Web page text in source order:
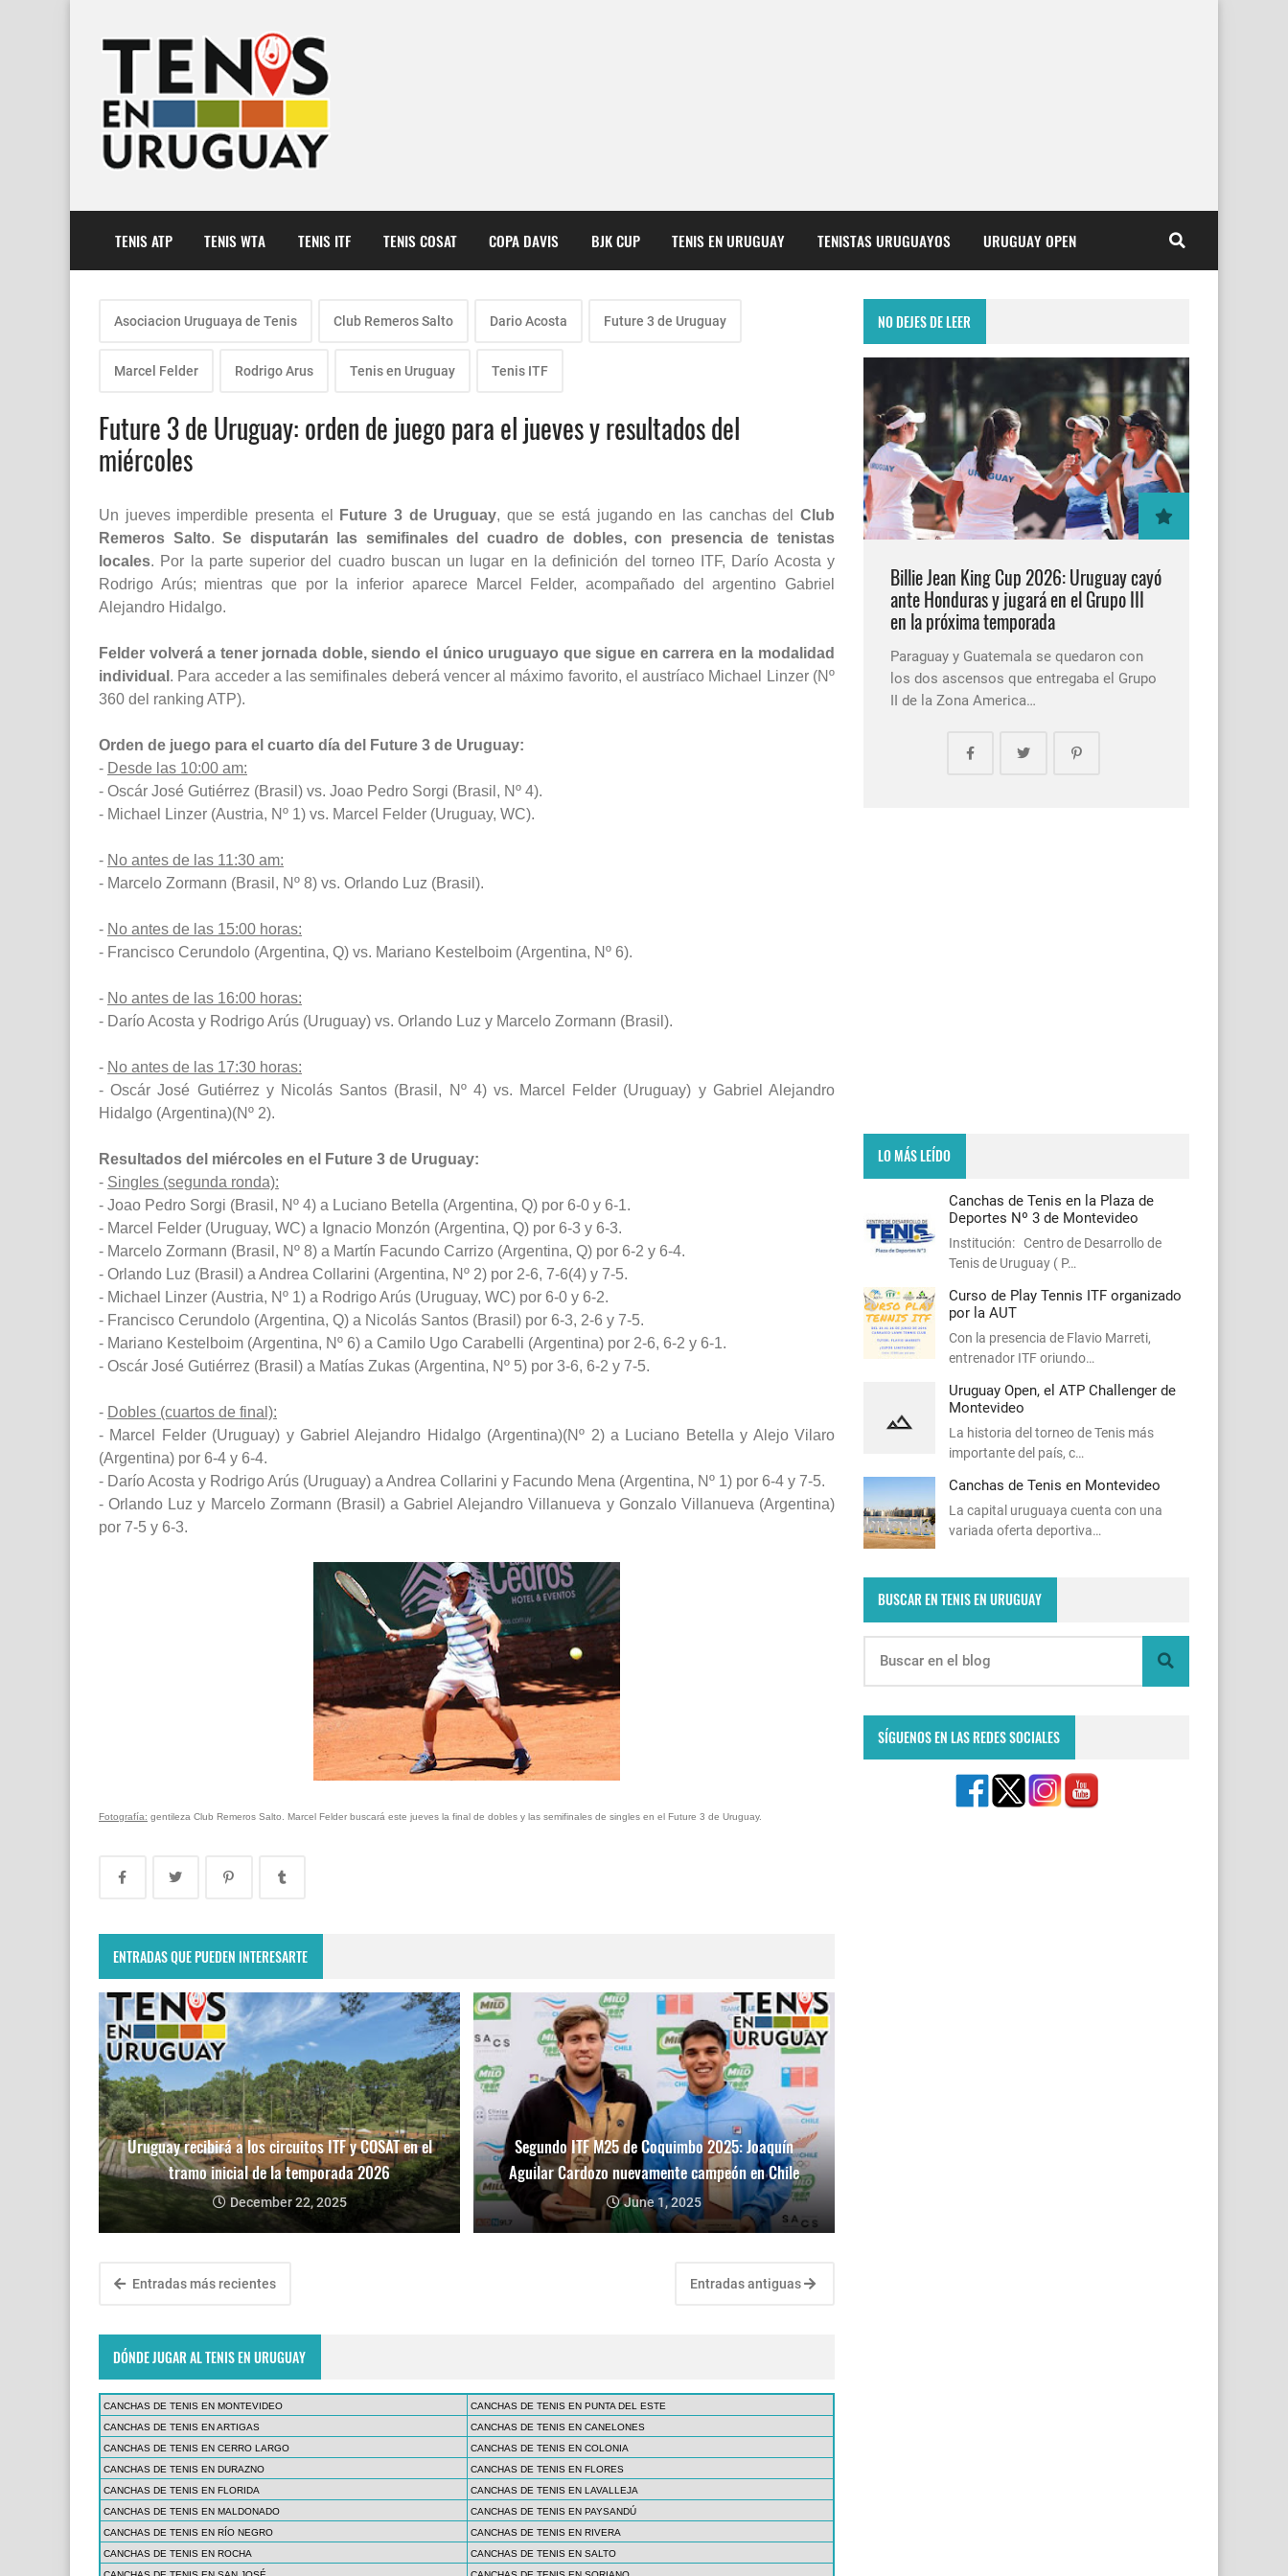
TENIS ATP TENIS WTA TENIS ITF TENIS COSAT COPA DAVIS BJK CUP TENIS EN URUGUAY TENISTAS URUGUAYOS URUGUAY OPEN
Asociacion Uruguaya de Tenis Club Remeros Salto Dario Acosta Future 3 de Uruguay
Marcel Felder Rodrigo Arus Tenis en Uruguay Tenis ITF
Future 3 de Uruguay: orden de juego para el jueves y resultados del
miércoles
Un jueves imperdible presenta el Future 3 de Uruguay, que se está jugando en las canchas delClub
Remeros Salto.Se disputarán las semifinales del cuadro de dobles, con presencia de tenistas
locales. Por la parte superior del cuadro buscan un lugar en la definición del torneo ITF, Darío Acosta y
Rodrigo Arús; mientras que por la inferior aparece Marcel Felder, acompañado del argentino Gabriel
Alejandro Hidalgo.
Felder volverá a tener jornada doble, siendo el único uruguayo que sigue en carrera en la modalidad
individual . Para acceder a las semifinales deberá vencer al máximo favorito, el austríaco Michael Linzer (Nº
360 del ranking ATP).
Orden de juego para el cuarto día del Future 3 de Uruguay:
- Desde las 10:00 am:
- Oscár José Gutiérrez (Brasil) vs. Joao Pedro Sorgi (Brasil, Nº 4).
- Michael Linzer (Austria, Nº 1) vs. Marcel Felder (Uruguay, WC).
- No antes de las 11:30 am:
- Marcelo Zormann (Brasil, Nº 8) vs. Orlando Luz (Brasil).
- No antes de las 15:00 horas:
- Francisco Cerundolo (Argentina, Q) vs. Mariano Kestelboim (Argentina, Nº 6).
- No antes de las 16:00 horas:
- Darío Acosta y Rodrigo Arús (Uruguay) vs. Orlando Luz y Marcelo Zormann (Brasil).
- No antes de las 17:30 horas:
- Oscár José Gutiérrez y Nicolás Santos (Brasil, Nº 4) vs. Marcel Felder (Uruguay) y Gabriel Alejandro
Hidalgo (Argentina)(Nº 2).
Resultados del miércoles en el Future 3 de Uruguay:
- Singles (segunda ronda):
- Joao Pedro Sorgi (Brasil, Nº 4) a Luciano Betella (Argentina, Q) por 6-0 y 6-1.
- Marcel Felder (Uruguay, WC) a Ignacio Monzón (Argentina, Q) por 6-3 y 6-3.
- Marcelo Zormann (Brasil, Nº 8) a Martín Facundo Carrizo (Argentina, Q) por 6-2 y 6-4.
- Orlando Luz (Brasil) a Andrea Collarini (Argentina, Nº 2) por 2-6, 7-6(4) y 7-5.
- Michael Linzer (Austria, Nº 1) a Rodrigo Arús (Uruguay, WC) por 6-0 y 6-2.
- Francisco Cerundolo (Argentina, Q) a Nicolás Santos (Brasil) por 6-3, 2-6 y 7-5.
- Mariano Kestelboim (Argentina, Nº 6) a Camilo Ugo Carabelli (Argentina) por 2-6, 6-2 y 6-1.
- Oscár José Gutiérrez (Brasil) a Matías Zukas (Argentina, Nº 5) por 3-6, 6-2 y 7-5.
- Dobles (cuartos de final):
- Marcel Felder (Uruguay) y Gabriel Alejandro Hidalgo (Argentina)(Nº 2) a Luciano Betella y Alejo Vilaro
(Argentina) por 6-4 y 6-4.
- Darío Acosta y Rodrigo Arús (Uruguay) a Andrea Collarini y Facundo Mena (Argentina, Nº 1) por 6-4 y 7-5.
- Orlando Luz y Marcelo Zormann (Brasil) a Gabriel Alejandro Villanueva y Gonzalo Villanueva (Argentina)
por 7-5 y 6-3.
Fotografía: gentileza Club Remeros Salto. Marcel Felder buscará este jueves la final de dobles y las semifinales de singles en el Future 3 de Uruguay.
ENTRADAS QUE PUEDEN INTERESARTE
Uruguay recibirá a los circuitos ITF y COSAT en el
tramo inicial de la temporada 2026
December 22, 2025
Segundo ITF M25 de Coquimbo 2025: Joaquín
Aguilar Cardozo nuevamente campeón en Chile
June 1, 2025
Entradas más recientes Entradas antiguas
DÓNDE JUGAR AL TENIS EN URUGUAY
CANCHAS DE TENIS EN MONTEVIDEO
CANCHAS DE TENIS EN PUNTA DEL ESTE
CANCHAS DE TENIS EN ARTIGAS
CANCHAS DE TENIS EN CANELONES
CANCHAS DE TENIS EN CERRO LARGO
CANCHAS DE TENIS EN COLONIA
CANCHAS DE TENIS EN DURAZNO
CANCHAS DE TENIS EN FLORES
CANCHAS DE TENIS EN FLORIDA
CANCHAS DE TENIS EN LAVALLEJA
CANCHAS DE TENIS EN MALDONADO
CANCHAS DE TENIS EN PAYSANDÚ
CANCHAS DE TENIS EN RÍO NEGRO
CANCHAS DE TENIS EN RIVERA
CANCHAS DE TENIS EN ROCHA
CANCHAS DE TENIS EN SALTO
NO DEJES DE LEER
Billie Jean King Cup 2026: Uruguay cayó
ante Honduras y jugará en el Grupo III
en la próxima temporada
Paraguay y Guatemala se quedaron con
los dos ascensos que entregaba el Grupo
II de la Zona America…
LO MÁS LEÍDO
Canchas de Tenis en la Plaza de
Deportes Nº 3 de Montevideo
Institución: Centro de Desarrollo de
Tenis de Uruguay ( P…
Curso de Play Tennis ITF organizado
por la AUT
Con la presencia de Flavio Marreti,
entrenador ITF oriundo…
Uruguay Open, el ATP Challenger de
Montevideo
La historia del torneo de Tenis más
importante del país, c…
Canchas de Tenis en Montevideo
La capital uruguaya cuenta con una
variada oferta deportiva…
BUSCAR EN TENIS EN URUGUAY
SÍGUENOS EN LAS REDES SOCIALES